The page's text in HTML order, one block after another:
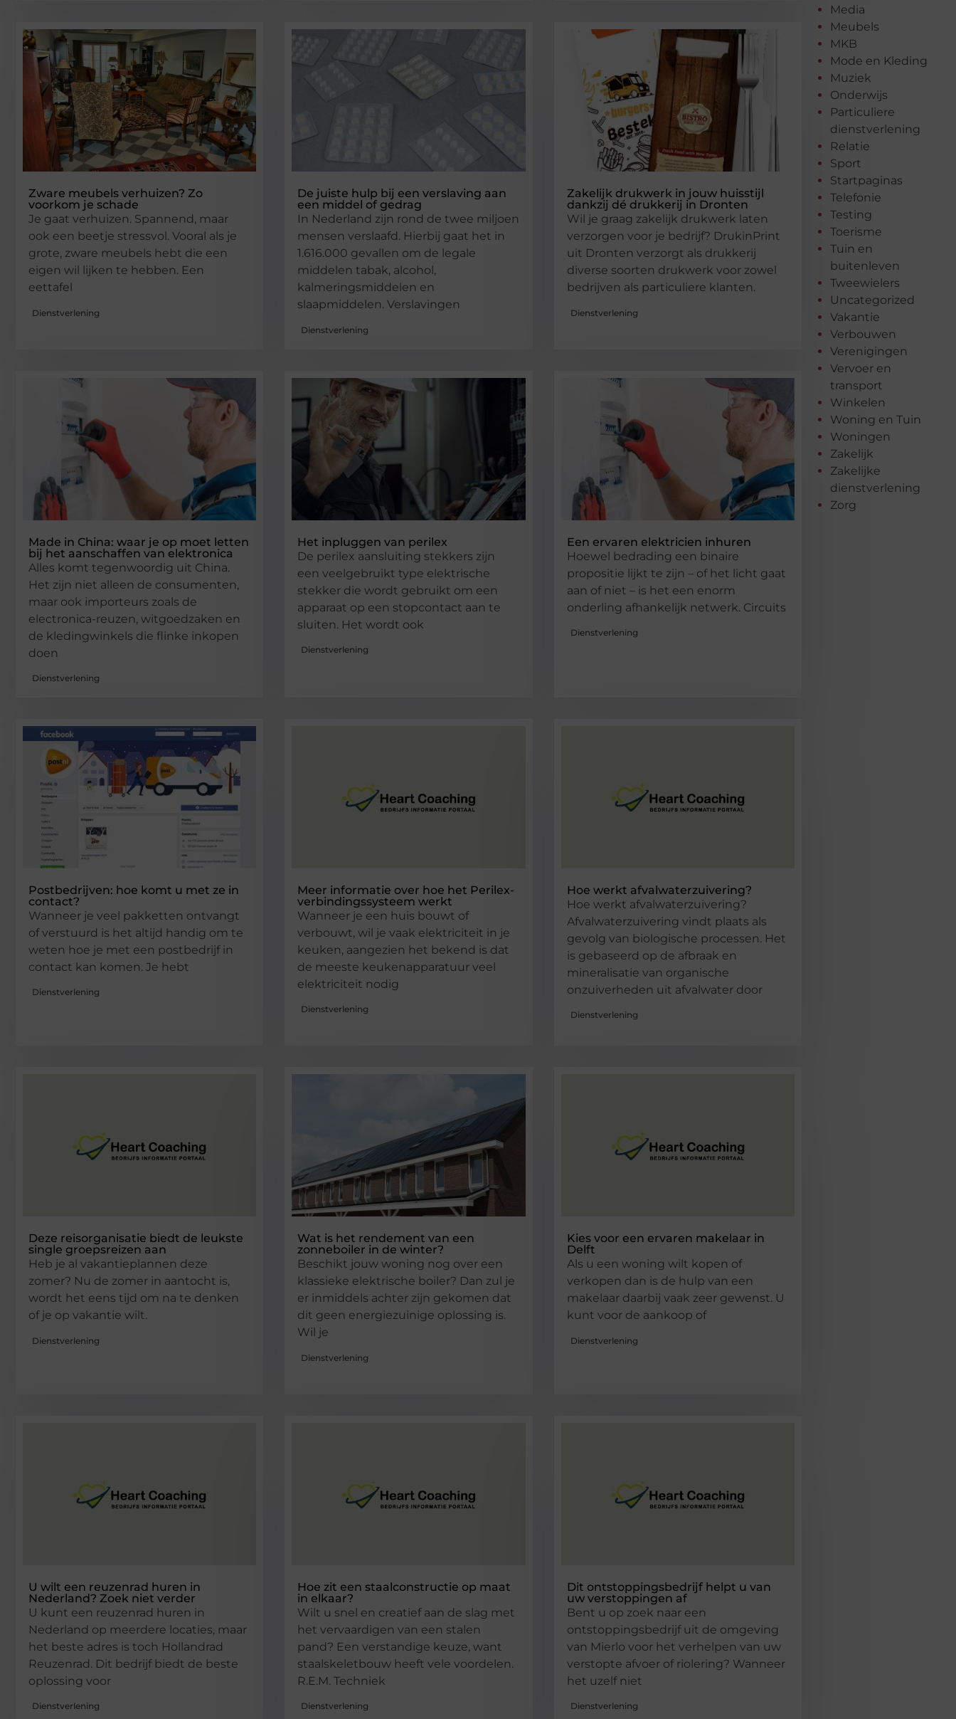
Zware meubels verhuizen? Zo
voorkom je schade
Je gaat verhuizen. Spannend, maar
ook een beetje stressvol. Vooral als je
grote, zware meubels hebt die een
eigen wil lijken te hebben. Een
eettafel
Dienstverlening
De juiste hulp bij een verslaving aan
een middel of gedrag
In Nederland zijn rond de twee miljoen
mensen verslaafd. Hierbij gaat het in
1.616.000 gevallen om de legale
middelen tabak, alcohol,
kalmeringsmiddelen en
slaapmiddelen. Verslavingen
Dienstverlening
Zakelijk drukwerk in jouw huisstijl
dankzij dé drukkerij in Dronten
Wil je graag zakelijk drukwerk laten
verzorgen voor je bedrijf? DrukinPrint
uit Dronten verzorgt als drukkerij
diverse soorten drukwerk voor zowel
bedrijven als particuliere klanten.
Dienstverlening
Made in China: waar je op moet letten
bij het aanschaffen van elektronica
Alles komt tegenwoordig uit China.
Het zijn niet alleen de consumenten,
maar ook importeurs zoals de
electronica-reuzen, witgoedzaken en
de kledingwinkels die flinke inkopen
doen
Dienstverlening
Het inpluggen van perilex
De perilex aansluiting stekkers zijn
een veelgebruikt type elektrische
stekker die wordt gebruikt om een ​​
apparaat op een stopcontact aan te
sluiten. Het wordt ook
Dienstverlening
Een ervaren elektricien inhuren
Hoewel bedrading een binaire
propositie lijkt te zijn – of het licht gaat
aan of niet – is het een enorm
onderling afhankelijk netwerk. Circuits
Dienstverlening
Postbedrijven: hoe komt u met ze in
contact?
Wanneer je veel pakketten ontvangt
of verstuurd is het altijd handig om te
weten hoe je met een postbedrijf in
contact kan komen. Je hebt
Dienstverlening
Meer informatie over hoe het Perilex-
verbindingssysteem werkt
Wanneer je een huis bouwt of
verbouwt, wil je vaak elektriciteit in je
keuken, aangezien het bekend is dat
de meeste keukenapparatuur veel
elektriciteit nodig
Dienstverlening
Hoe werkt afvalwaterzuivering?
Hoe werkt afvalwaterzuivering?
Afvalwaterzuivering vindt plaats als
gevolg van biologische processen. Het
is gebaseerd op de afbraak en
mineralisatie van organische
onzuiverheden uit afvalwater door
Dienstverlening
Deze reisorganisatie biedt de leukste
single groepsreizen aan
Heb je al vakantieplannen deze
zomer? Nu de zomer in aantocht is,
wordt het eens tijd om na te denken
of je op vakantie wilt.
Dienstverlening
Wat is het rendement van een
zonneboiler in de winter?
Beschikt jouw woning nog over een
klassieke elektrische boiler? Dan zul je
er inmiddels achter zijn gekomen dat
dit geen energiezuinige oplossing is.
Wil je
Dienstverlening
Kies voor een ervaren makelaar in
Delft
Als u een woning wilt kopen of
verkopen dan is de hulp van een
makelaar daarbij vaak zeer gewenst. U
kunt voor de aankoop of
Dienstverlening
U wilt een reuzenrad huren in
Nederland? Zoek niet verder
U kunt een reuzenrad huren in
Nederland op meerdere locaties, maar
het beste adres is toch Hollandrad
Reuzenrad. Dit bedrijf biedt de beste
oplossing voor
Dienstverlening
Hoe zit een staalconstructie op maat
in elkaar?
Wilt u snel en creatief aan de slag met
het vervaardigen van een stalen
pand? Een verstandige keuze, want
staalskeletbouw heeft vele voordelen.
R.E.M. Techniek
Dienstverlening
Dit ontstoppingsbedrijf helpt u van
uw verstoppingen af
Bent u op zoek naar een
ontstoppingsbedrijf uit de omgeving
van Mierlo voor het verhelpen van uw
verstopte afvoer of riolering? Wanneer
het uzelf niet
Dienstverlening
Media
Meubels
MKB
Mode en Kleding
Muziek
Onderwijs
Particuliere
dienstverlening
Relatie
Sport
Startpaginas
Telefonie
Testing
Toerisme
Tuin en
buitenleven
Tweewielers
Uncategorized
Vakantie
Verbouwen
Verenigingen
Vervoer en
transport
Winkelen
Woning en Tuin
Woningen
Zakelijk
Zakelijke
dienstverlening
Zorg